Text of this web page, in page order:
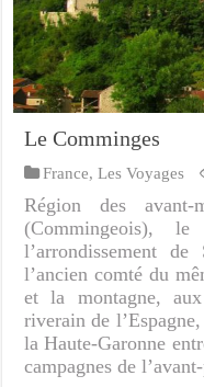
Le Comminges
France,Les Voyages
Région des avant-
(Commingeois),
l’arrondissement
l’ancien comté du
et la montagne,
riverain de
la Haute-Garonne
campagnes de